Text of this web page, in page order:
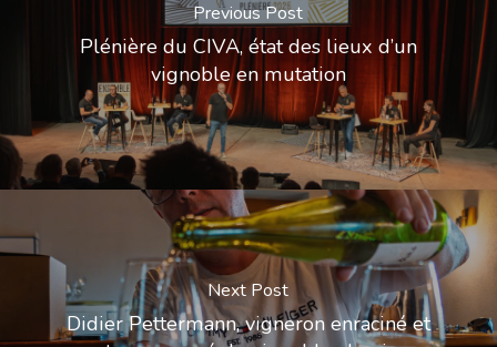
Previous Post
Plénière du CIVA, état des lieux d’un
vignoble en mutation
Next Post
Didier Pettermann, vigneron enraciné et